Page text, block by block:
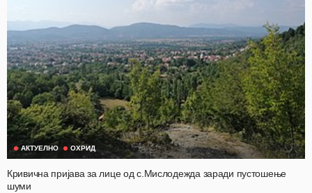
АКТУЕЛНО ОХРИД
Кривична пријава за лице од с.Мислодежда заради пустошење
шуми